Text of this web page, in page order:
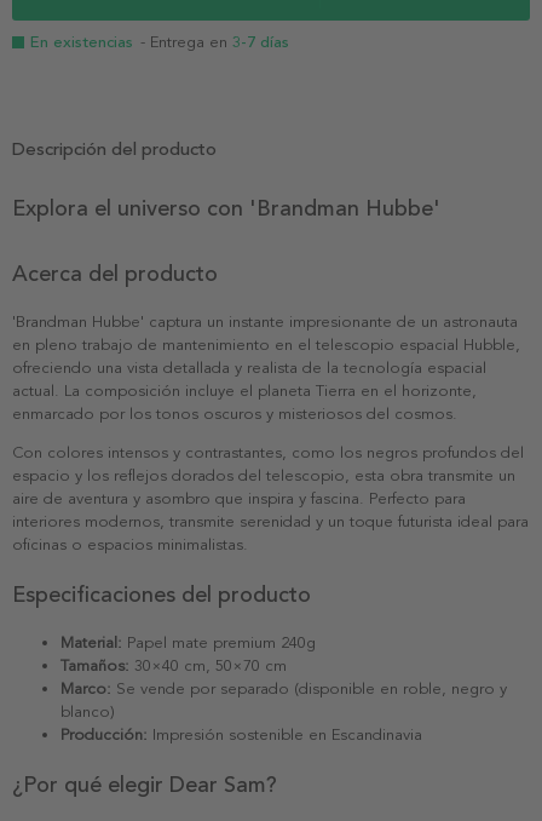
En existencias - Entrega en 3-7 días
Descripción del producto
Explora el universo con 'Brandman Hubbe'
Acerca del producto
'Brandman Hubbe' captura un instante impresionante de un astronauta
en pleno trabajo de mantenimiento en el telescopio espacial Hubble,
ofreciendo una vista detallada y realista de la tecnología espacial
actual. La composición incluye el planeta Tierra en el horizonte,
enmarcado por los tonos oscuros y misteriosos del cosmos.
Con colores intensos y contrastantes, como los negros profundos del
espacio y los reflejos dorados del telescopio, esta obra transmite un
aire de aventura y asombro que inspira y fascina. Perfecto para
interiores modernos, transmite serenidad y un toque futurista ideal para
oficinas o espacios minimalistas.
Especificaciones del producto
Material: Papel mate premium 240g
Tamaños: 30×40 cm, 50×70 cm
Marco: Se vende por separado (disponible en roble, negro y
blanco)
Producción: Impresión sostenible en Escandinavia
¿Por qué elegir Dear Sam?